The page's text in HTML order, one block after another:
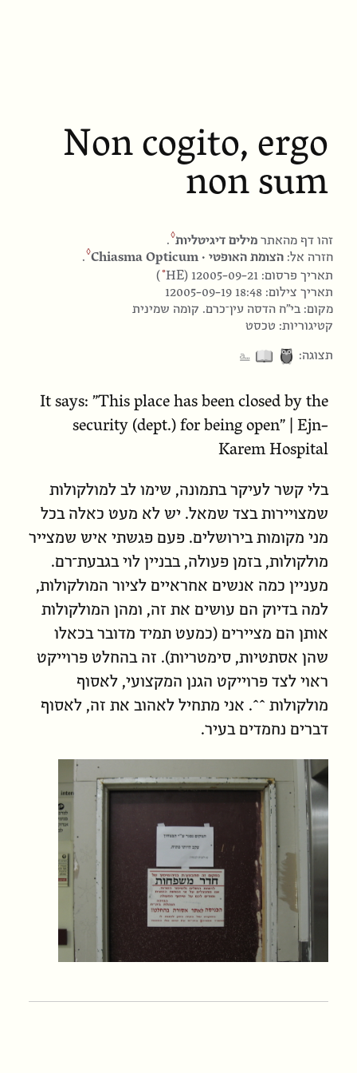
Non cogito, ergo
non sum
זהו דף מהאתרמילים דיגיטליות .
חזרה אל:הצומת האופטי · Chiasma Opticum
.
תאריך פרסום: 12005-09-21 (
HE
)
תאריך צילום: 12005-09-19 18:48
מקום: בי"ח הדסה עין־כרם. קומה שמינית
קטיגוריות: טכסט
תצוגה: ⎁
It says: "This place has been closed by the
security (dept.) for being open" | Ejn-
Karem Hospital
בלי קשר לעיקר בתמונה, שימו לב למולקולות
שמצויירות בצד שמאל. יש לא מעט כאלה בכל
מני מקומות בירושלים. פעם פגשתי איש שמצייר
מולקולות, בזמן פעולה, בבניין לוי בגבעת־רם.
מעניין כמה אנשים אחראיים לציור המולקולות,
למה בדיוק הם עושים את זה, ומהן המולקולות
אותן הם מציירים (כמעט תמיד מדובר בכאלו
שהן אסתטיות, סימטריות). זה בהחלט פרוייקט
ראוי לצד פרוייקט הגנן המקצועי, לאסוף
מולקולות ^^. אני מתחיל לאהוב את זה, לאסוף
דברים נחמדים בעיר.